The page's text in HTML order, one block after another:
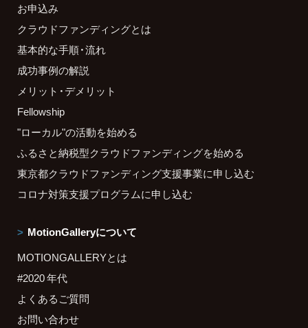
お申込み
クラウドファンディングとは
基本的な手順・流れ
成功事例の解説
メリット・デメリット
Fellowship
"ローカル"の活動を始める
ふるさと納税型クラウドファンディングを始める
東京都クラウドファンディング支援事業に申し込む
コロナ対策支援プログラムに申し込む
MotionGalleryについて
MOTIONGALLERYとは
#2020 年代
よくあるご質問
お問い合わせ